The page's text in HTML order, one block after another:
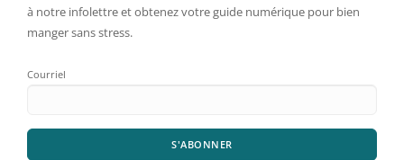
à notre infolettre et obtenez votre guide numérique pour bien
manger sans stress.
Courriel
S'ABONNER